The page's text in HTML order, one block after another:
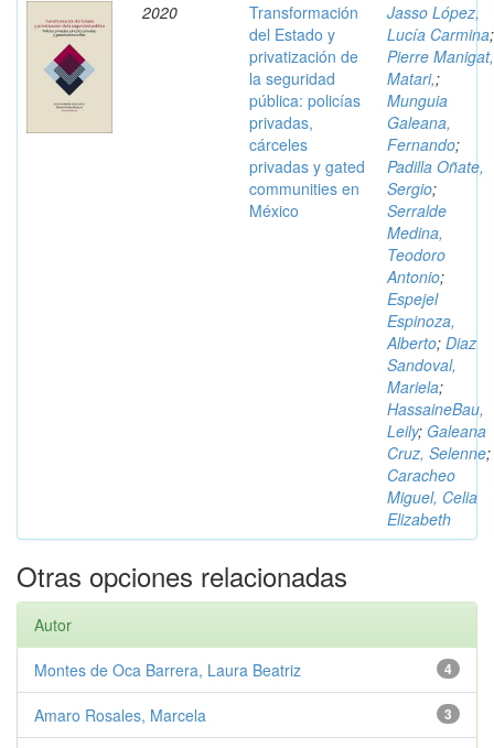
2020
Transformación
del Estado y
privatización de
la seguridad
pública: policías
privadas,
cárceles
privadas y gated
communities en
México
Jasso López,
Lucía Carmina;
Pierre Manigat,
Matari,;
Munguia
Galeana,
Fernando;
Padilla Oñate,
Sergio;
Serralde
Medina,
Teodoro
Antonio;
Espejel
Espinoza,
Alberto; Diaz
Sandoval,
Mariela;
HassaineBau,
Leily; Galeana
Cruz, Selenne;
Caracheo
Miguel, Celia
Elizabeth
Otras opciones relacionadas
Autor
4
Montes de Oca Barrera, Laura Beatriz
3
Amaro Rosales, Marcela